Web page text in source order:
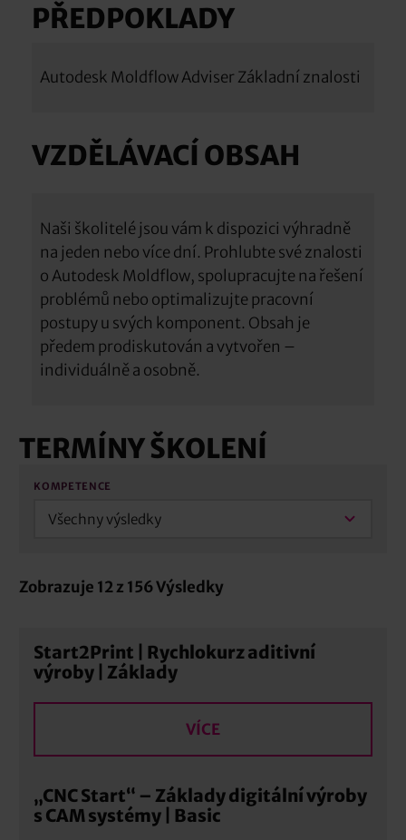
PŘEDPOKLADY
Autodesk Moldflow Adviser Základní znalosti
VZDĚLÁVACÍ OBSAH
Naši školitelé jsou vám k dispozici výhradně
na jeden nebo více dní. Prohlubte své znalosti
o Autodesk Moldflow, spolupracujte na řešení
problémů nebo optimalizujte pracovní
postupy u svých komponent. Obsah je
předem prodiskutován a vytvořen –
individuálně a osobně.
TERMÍNY ŠKOLENÍ
KOMPETENCE
Všechny výsledky
Zobrazuje 12z 156Výsledky
Start2Print | Rychlokurz aditivní
výroby | Základy
VÍCE
„CNC Start“ – Základy digitální výroby
s CAM systémy | Basic